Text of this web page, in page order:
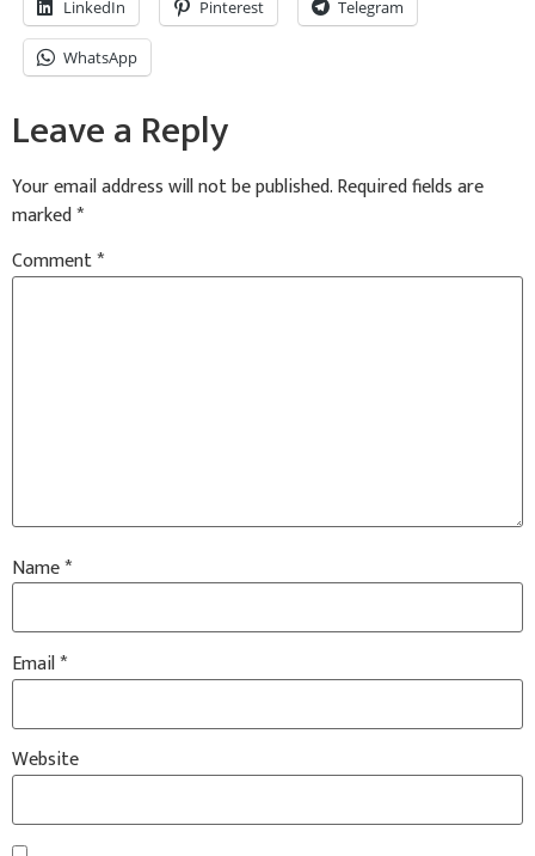
LinkedIn Pinterest Telegram
WhatsApp
Leave a Reply
Your email address will not be published.Required fields are
marked*
Comment*
Name*
Email*
Website